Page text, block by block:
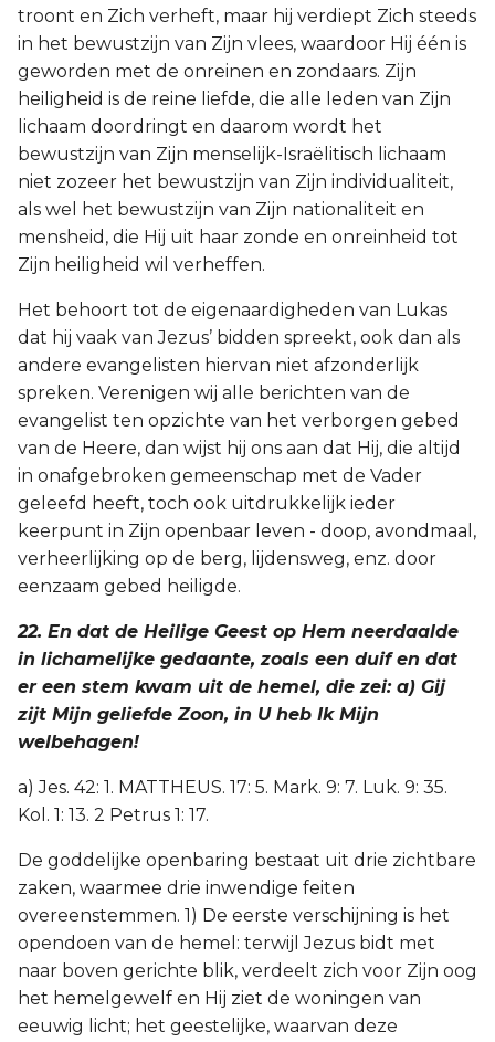
troont en Zich verheft, maar hij verdiept Zich steeds
in het bewustzijn van Zijn vlees, waardoor Hij één is
geworden met de onreinen en zondaars. Zijn
heiligheid is de reine liefde, die alle leden van Zijn
lichaam doordringt en daarom wordt het
bewustzijn van Zijn menselijk-Israëlitisch lichaam
niet zozeer het bewustzijn van Zijn individualiteit,
als wel het bewustzijn van Zijn nationaliteit en
mensheid, die Hij uit haar zonde en onreinheid tot
Zijn heiligheid wil verheffen.
Het behoort tot de eigenaardigheden van Lukas
dat hij vaak van Jezus’ bidden spreekt, ook dan als
andere evangelisten hiervan niet afzonderlijk
spreken. Verenigen wij alle berichten van de
evangelist ten opzichte van het verborgen gebed
van de Heere, dan wijst hij ons aan dat Hij, die altijd
in onafgebroken gemeenschap met de Vader
geleefd heeft, toch ook uitdrukkelijk ieder
keerpunt in Zijn openbaar leven - doop, avondmaal,
verheerlijking op de berg, lijdensweg, enz. door
eenzaam gebed heiligde.
22. En dat de Heilige Geest op Hem neerdaalde
in lichamelijke gedaante, zoals een duif en dat
er een stem kwam uit de hemel, die zei: a) Gij
zijt Mijn geliefde Zoon, in U heb Ik Mijn
welbehagen!
a) Jes. 42: 1. MATTHEUS. 17: 5. Mark. 9: 7. Luk. 9: 35.
Kol. 1: 13. 2 Petrus 1: 17.
De goddelijke openbaring bestaat uit drie zichtbare
zaken, waarmee drie inwendige feiten
overeenstemmen. 1) De eerste verschijning is het
opendoen van de hemel: terwijl Jezus bidt met
naar boven gerichte blik, verdeelt zich voor Zijn oog
het hemelgewelf en Hij ziet de woningen van
eeuwig licht; het geestelijke, waarvan deze